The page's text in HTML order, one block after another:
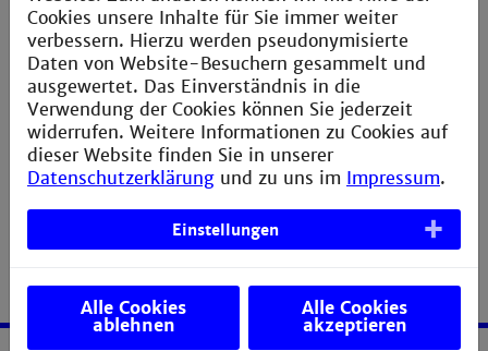
und internationalen Regelungsvorhaben Stellung
nehmen,
in Lehre, Forschung und Weiterbildung tätig
werden und an die Öffentlichkeit treten.
Cookies unsere Inhalte für Sie immer weiter
verbessern. Hierzu werden pseudonymisierte
Daten von Website-Besuchern gesammelt und
ausgewertet. Das Einverständnis in die
Verwendung der Cookies können Sie jederzeit
widerrufen. Weitere Informationen zu Cookies auf
dieser Website finden Sie in unserer
Datenschutzerklärung und zu uns im Impressum.
Einstellungen
Alle Cookies
ablehnen
Alle Cookies
akzeptieren